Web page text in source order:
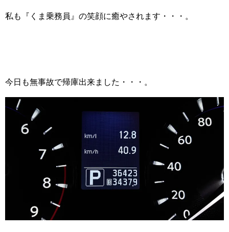
私も『くま乗務員』の笑顔に癒やされます・・・。
今日も無事故で帰庫出来ました・・・。